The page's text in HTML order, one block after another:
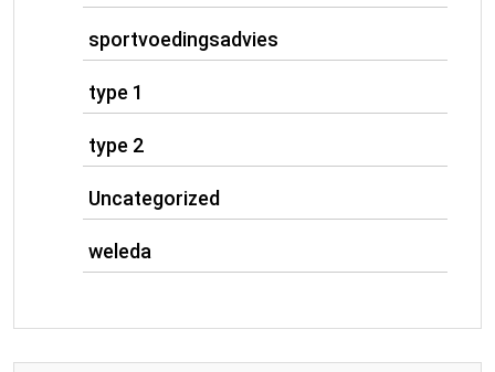
sportvoedingsadvies
type 1
type 2
Uncategorized
weleda